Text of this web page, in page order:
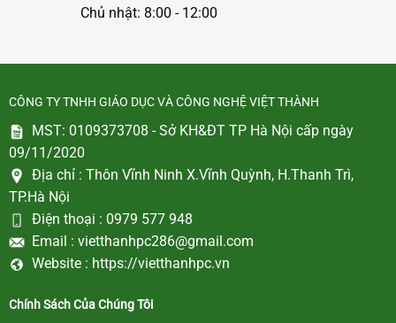
Chủ nhật: 8:00 - 12:00
CÔNG TY TNHH GIÁO DỤC VÀ CÔNG NGHỆ VIỆT THÀNH
MST: 0109373708 - Sở KH&ĐT TP Hà Nội cấp ngày
09/11/2020
Địa chỉ : Thôn Vĩnh Ninh X.Vĩnh Quỳnh, H.Thanh Trì,
TP.Hà Nội
Điện thoại : 0979 577 948
Email : vietthanhpc286@gmail.com
Website : https://vietthanhpc.vn
Chính Sách Của Chúng Tôi